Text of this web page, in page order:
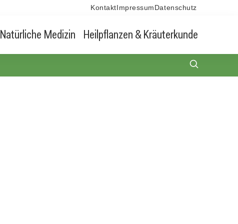
Kontakt Impressum Datenschutz
Natürliche Medizin Heilpflanzen & Kräuterkunde